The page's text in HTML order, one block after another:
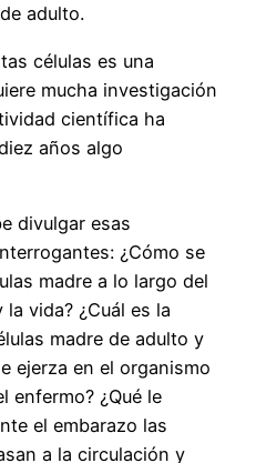
adulto.
células es una
mucha investigación
científica ha
años algo
divulgar esas
¿Cómo se
madre a lo largo del
vida? ¿Cuál es la
madre de adulto y
ejerza en el organismo
enfermo? ¿Qué le
el embarazo las
a la circulación y